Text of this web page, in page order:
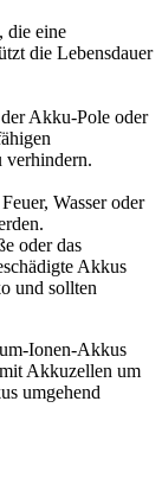
die eine
die Lebensdauer
Akku-Pole oder
verhindern.
Wasser oder
oder das
Akkus
und sollten
Ionen-Akkus
Akkuzellen um
umgehend